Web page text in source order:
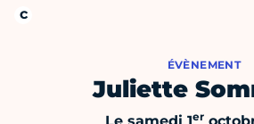
ÉVÈNEMENT
Juliette
er